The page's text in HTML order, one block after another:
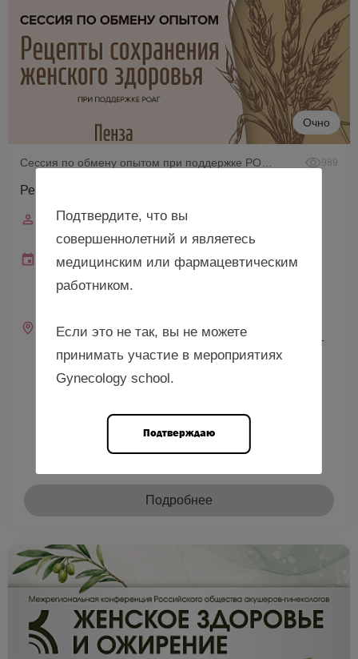
Очно
989
Рецепты сохранения женского здоровья, г. Пенза
Спикер
18 сентября 2026
10:00—18:00 (мск)
Место проведения
г. Пенза, ул. Лермонтова, д. 3 (Медицинский институт
ФГБОУ ВО «ПГУ»)
Подробнее
Подтвердите, что вы
совершеннолетний и являетесь
медицинским или фармацевтическим
работником.
Если это не так, вы не можете
принимать участие в мероприятиях
Gynecology school.
Подтверждаю